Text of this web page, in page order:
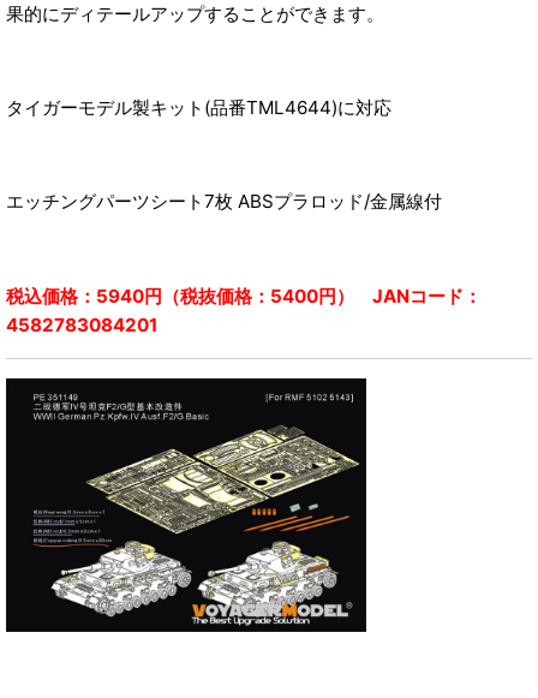
果的にディテールアップすることができます。
タイガーモデル製キット(品番TML4644)に対応
エッチングパーツシート7枚 ABSプラロッド/金属線付
税込価格：5940円（税抜価格：5400円） JANコード：
4582783084201